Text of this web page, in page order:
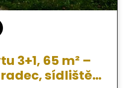
3+1, 65 m² –
sídliště